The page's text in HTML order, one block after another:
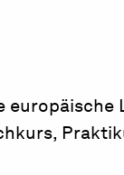
europäische